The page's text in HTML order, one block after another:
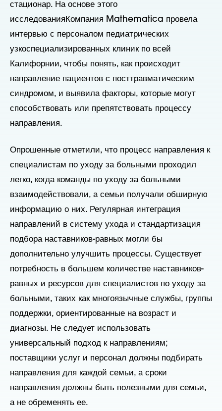
стационар. На основе этого
исследования Компания Mathematica провела
интервью с персоналом педиатрических
узкоспециализированных клиник по всей
Калифорнии, чтобы понять, как происходит
направление пациентов с посттравматическим
синдромом, и выявила факторы, которые могут
способствовать или препятствовать процессу
направления.
Опрошенные отметили, что процесс направления к
специалистам по уходу за больными проходил
легко, когда команды по уходу за больными
взаимодействовали, а семьи получали обширную
информацию о них. Регулярная интеграция
направлений в систему ухода и стандартизация
подбора наставников-равных могли бы
дополнительно улучшить процессы. Существует
потребность в большем количестве наставников-
равных и ресурсов для специалистов по уходу за
больными, таких как многоязычные службы, группы
поддержки, ориентированные на возраст и
диагнозы. Не следует использовать
универсальный подход к направлениям;
поставщики услуг и персонал должны подбирать
направления для каждой семьи, а сроки
направления должны быть полезными для семьи,
а не обременять ее.